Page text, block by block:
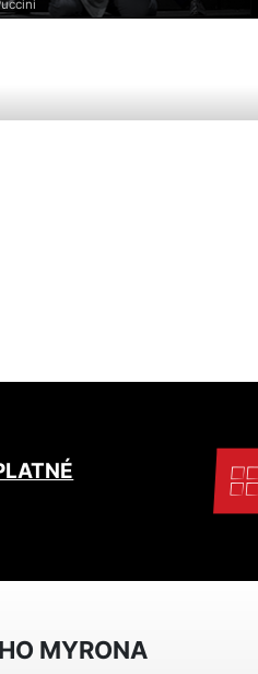
MYRONA